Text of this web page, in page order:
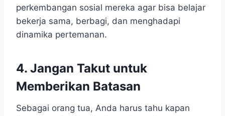
perkembangan sosial mereka agar bisa belajar
bekerja sama, berbagi, dan menghadapi
dinamika pertemanan.
4. Jangan Takut untuk
Memberikan Batasan
Sebagai orang tua, Anda harus tahu kapan